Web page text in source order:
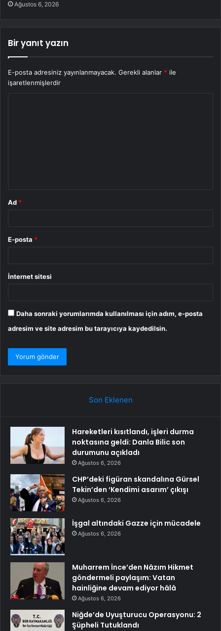
Ağustos 6, 2026
Bir yanıt yazın
E-posta adresiniz yayınlanmayacak. Gerekli alanlar * ile
işaretlenmişlerdir
Ad *
E-posta *
İnternet sitesi
Daha sonraki yorumlarımda kullanılması için adım, e-posta
adresim ve site adresim bu tarayıcıya kaydedilsin.
Son Eklenen
Hareketleri kısıtlandı, işleri durma
noktasına geldi: Danla Bilic son
durumunu açıkladı
Ağustos 6, 2026
CHP’deki figüran skandalına Gürsel
Tekin’den ‘Kendimi asarım’ çıkışı
Ağustos 6, 2026
İşgal altındaki Gazze için mücadele
Ağustos 6, 2026
Muharrem İnce’den Nâzım Hikmet
göndermeli paylaşım: Vatan
hainliğine devam ediyor hâlâ
Ağustos 6, 2026
Niğde’de Uyuşturucu Operasyonu: 2
Şüpheli Tutuklandı